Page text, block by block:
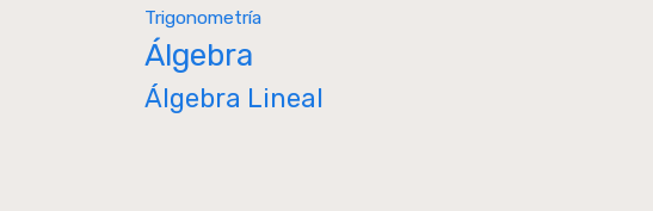
Trigonometría
Álgebra
Álgebra Lineal